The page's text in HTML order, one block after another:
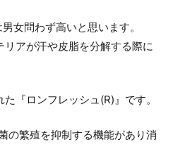
女問わず高いと思います。
アが汗や皮脂を分解する際に
『ロンフレッシュ(R)』です。
の繁殖を抑制する機能があり消